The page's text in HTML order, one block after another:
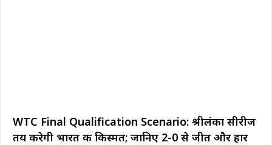
WTC Final Qualification Scenario: श्रीलंका सीरीज
तय करेगी भारत की किस्मत; जानिए 2-0 से जीत और हार